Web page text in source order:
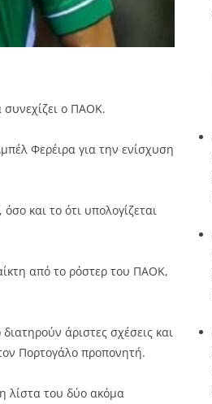
συνεχίζει ο ΠΑΟΚ.
Φερέιρα για την ενίσχυση
και το ότι υπολογίζεται
από το ρόστερ του ΠΑΟΚ,
άριστες σχέσεις και
Πορτογάλο προπονητή.
λίστα του δύο ακόμα